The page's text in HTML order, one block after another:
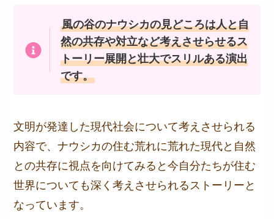
風の谷のナウシカの見どころは人と自
然の共存や対立など考えさせらせるス
トーリー展開と壮大でスリルある演出
です。
文明が発達した現代社会について考えさせられる
内容で、ナウシカの住む荒れに荒れた現代と自然
との共存に視点を向けてみると今自分たちが住む
世界についても深く考えさせられるストーリーと
なっています。